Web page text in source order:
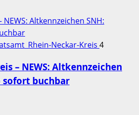
Altkennzeichen SNH:
4
– NEWS: Altkennzeichen
sofort buchbar